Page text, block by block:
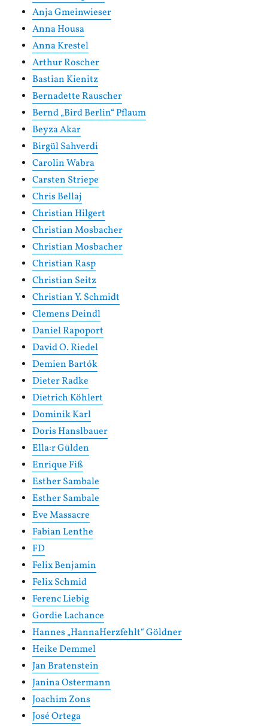
Anja Gmeinwieser
Anna Housa
Anna Krestel
Arthur Roscher
Bastian Kienitz
Bernadette Rauscher
Bernd „Bird Berlin“ Pflaum
Beyza Akar
Birgül Sahverdi
Carolin Wabra
Carsten Striepe
Chris Bellaj
Christian Hilgert
Christian Mosbacher
Christian Mosbacher
Christian Rasp
Christian Seitz
Christian Y. Schmidt
Clemens Deindl
Daniel Rapoport
David O. Riedel
Demien Bartók
Dieter Radke
Dietrich Köhlert
Dominik Karl
Doris Hanslbauer
Ella:r Gülden
Enrique Fiß
Esther Sambale
Esther Sambale
Eve Massacre
Fabian Lenthe
FD
Felix Benjamin
Felix Schmid
Ferenc Liebig
Gordie Lachance
Hannes „HannaHerzfehlt“ Göldner
Heike Demmel
Jan Bratenstein
Janina Ostermann
Joachim Zons
José Ortega